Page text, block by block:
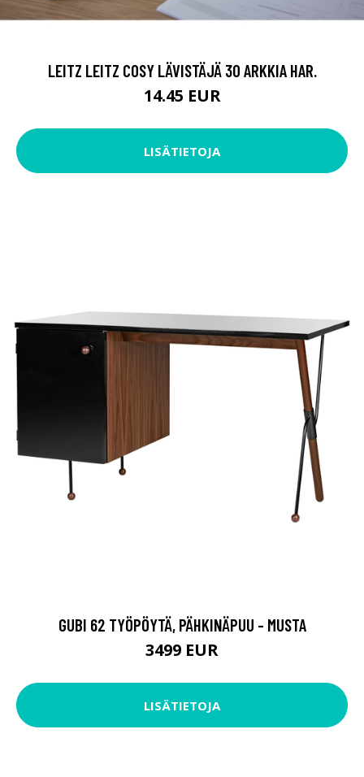
LEITZ LEITZ COSY LÄVISTÄJÄ 30 ARKKIA HAR.
14.45 EUR
LISÄTIETOJA
GUBI 62 TYÖPÖYTÄ, PÄHKINÄPUU - MUSTA
3499 EUR
LISÄTIETOJA